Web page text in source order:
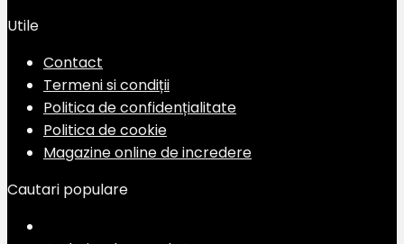
Utile
Contact
Termeni si condiții
Politica de confidențialitate
Politica de cookie
Magazine online de incredere
Cautari populare